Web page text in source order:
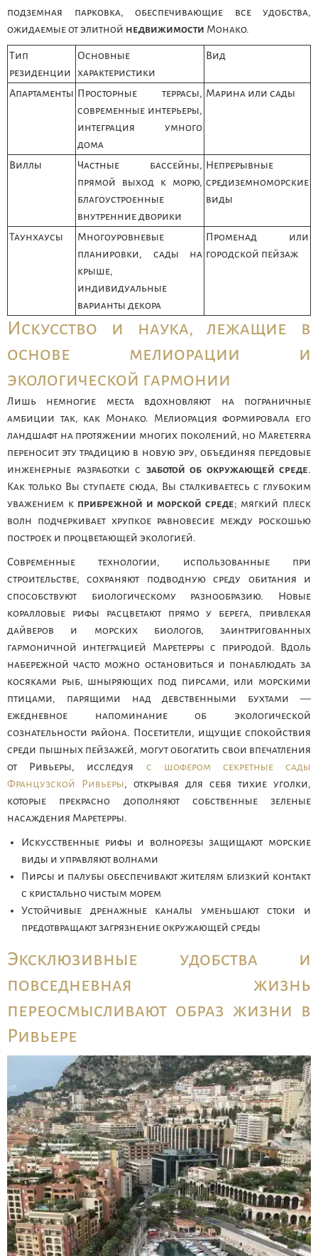
подземная парковка, обеспечивающие все удобства,
ожидаемые от элитной недвижимости Монако.
Тип
резиденции
Основные
характеристики
Вид
Апартаменты Просторные террасы,
современные интерьеры,
интеграция умного
дома
Марина или сады
Виллы
Частные бассейны,
прямой выход к морю,
благоустроенные
внутренние дворики
Непрерывные
средиземноморские
виды
Таунхаусы
Многоуровневые
планировки, сады на
крыше,
индивидуальные
варианты декора
Променад или
городской пейзаж
Искусство и наука, лежащие в
основе мелиорации и
экологической гармонии
Лишь немногие места вдохновляют на пограничные
амбиции так, как Монако. Мелиорация формировала его
ландшафт на протяжении многих поколений, но Mareterra
переносит эту традицию в новую эру, объединяя передовые
инженерные разработки с заботой об окружающей среде.
Как только Вы ступаете сюда, Вы сталкиваетесь с глубоким
уважением к прибрежной и морской среде; мягкий плеск
волн подчеркивает хрупкое равновесие между роскошью
построек и процветающей экологией.
Современные технологии, использованные при
строительстве, сохраняют подводную среду обитания и
способствуют биологическому разнообразию. Новые
коралловые рифы расцветают прямо у берега, привлекая
дайверов и морских биологов, заинтригованных
гармоничной интеграцией Маретерры с природой. Вдоль
набережной часто можно остановиться и понаблюдать за
косяками рыб, шныряющих под пирсами, или морскими
птицами, парящими над девственными бухтами —
ежедневное напоминание об экологической
сознательности района. Посетители, ищущие спокойствия
среди пышных пейзажей, могут обогатить свои впечатления
от Ривьеры, исследуя с шофером секретные сады
Французской Ривьеры, открывая для себя тихие уголки,
которые прекрасно дополняют собственные зеленые
насаждения Маретерры.
Искусственные рифы и волнорезы защищают морские
виды и управляют волнами
Пирсы и палубы обеспечивают жителям близкий контакт
с кристально чистым морем
Устойчивые дренажные каналы уменьшают стоки и
предотвращают загрязнение окружающей среды
Эксклюзивные удобства и
повседневная жизнь
переосмысливают образ жизни в
Ривьере